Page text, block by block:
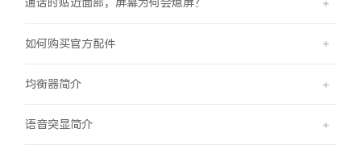
通话时贴近面部，屏幕为何会熄屏？
如何购买官方配件
均衡器简介
语音突显简介